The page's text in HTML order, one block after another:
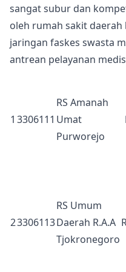
sangat subur dan
oleh rumah sakit
jaringan faskes swasta
antrean pelayanan
1 3306111
RS Amanah
Umat
Purworejo
23306113
RS Umum
Daerah R.A.A
Tjokronegoro